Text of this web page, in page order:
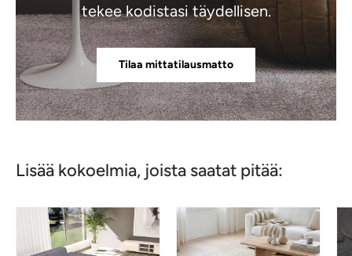
tekee kodistasi täydellisen.
Tilaa mittatilausmatto
Lisää kokoelmia, joista saatat pitää: